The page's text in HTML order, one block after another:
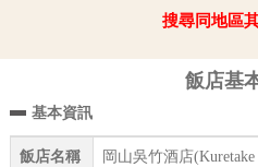
搜尋同地區
飯店基
基本資訊
飯店名稱 岡山吳竹酒店(Kuretake